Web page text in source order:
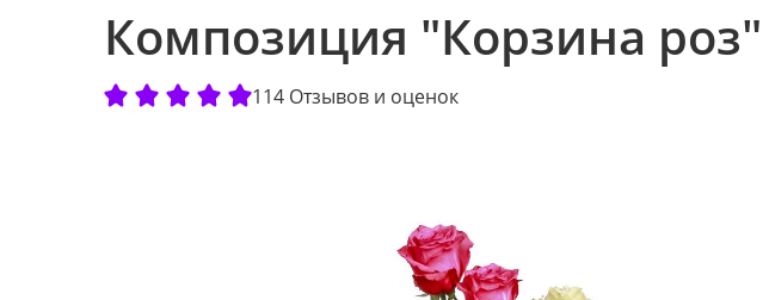
Композиция "Корзина роз"
114 Отзывов и оценок